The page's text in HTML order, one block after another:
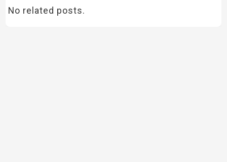
No related posts.